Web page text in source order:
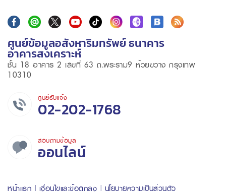
ศูนย์ข้อมูลอสังหาริมทรัพย์ ธนาคาร
อาคารสงเคราะห์
ชั้น 18 อาคาร 2 เลขที่ 63 ถ.พระราม9 ห้วยขวาง กรุงเทพ
10310
ศูนย์รับแจ้ง
02-202-1768
สอบถามข้อมูล
ออนไลน์
หน้าแรก เงื่อนไขและข้อตกลง นโยบายความเป็นส่วนตัว